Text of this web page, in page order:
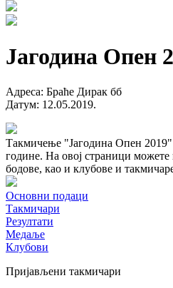
Јагодина Опен
Адреса: Браће Дирак бб
Датум: 12.05.2019.
Такмичење "Јагодина Опен 2019"
године. На овој страници можете
бодове, као и клубове и
Основни подаци
Такмичари
Резултати
Медаље
Клубови
Пријављени такмичари